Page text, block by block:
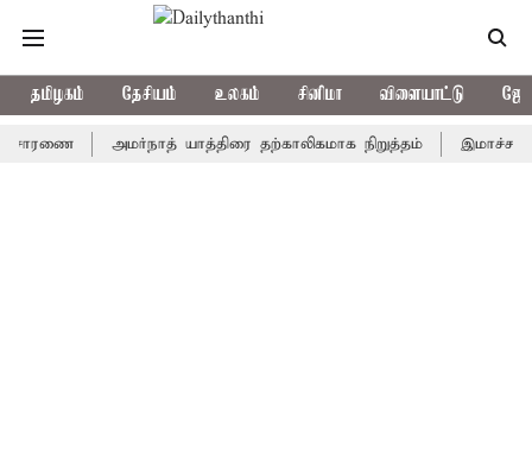
தமிழகம் தேசியம் உலகம் சினிமா விளையாட்டு
அமர்நாத் யாத்திரை தற்காலிகமாக நிறுத்தம் இமாச்சலத்தில்